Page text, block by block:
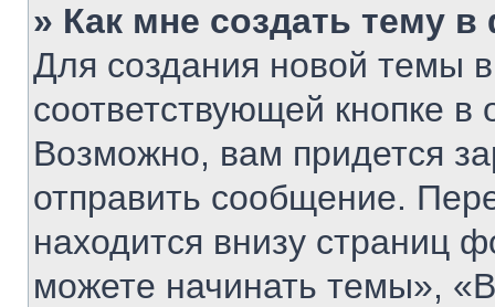
» Как мне создать тему
Для создания новой темы
соответствующей кнопке
Возможно, вам придется
отправить сообщение.
находится внизу
можете начинать темы»,